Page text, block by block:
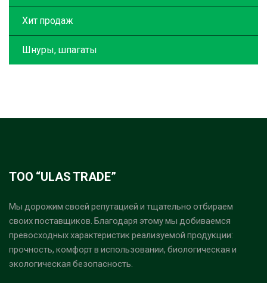
Хит продаж
Шнуры, шпагаты
ТОО “ULAS TRADE”
Мы дорожим своей репутацией и тщательно отбираем
своих поставщиков. Благодаря этому мы добиваемся
превосходных характеристик реализуемой продукции:
прочность, комфорт в использовании, биологическая и
экологическая безопасность.